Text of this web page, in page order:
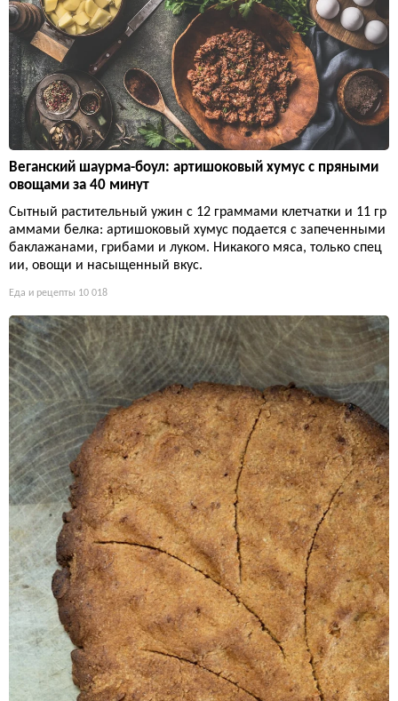
Веганский шаурма-боул: артишоковый хумус с пряными
овощами за 40 минут
Сытный растительный ужин с 12 граммами клетчатки и 11 гр
аммами белка: артишоковый хумус подается с запеченными
баклажанами, грибами и луком. Никакого мяса, только спец
ии, овощи и насыщенный вкус.
Еда и рецепты 10 018